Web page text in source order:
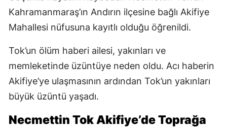
Kahramanmaraş’ın Andırın ilçesine bağlı Akifiye
Mahallesi nüfusuna kayıtlı olduğu öğrenildi.
Tok’un ölüm haberi ailesi, yakınları ve
memleketinde üzüntüye neden oldu. Acı haberin
Akifiye’ye ulaşmasının ardından Tok’un yakınları
büyük üzüntü yaşadı.
Necmettin Tok Akifiye’de Toprağa